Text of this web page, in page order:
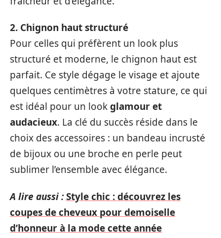
2. Chignon haut structuré
Pour celles qui préfèrent un look plus
structuré et moderne, le chignon haut est
parfait. Ce style dégage le visage et ajoute
quelques centimètres à votre stature, ce qui
est idéal pour un lookglamour et
audacieux. La clé du succès réside dans le
choix des accessoires : un bandeau incrusté
de bijoux ou une broche en perle peut
sublimer l’ensemble avec élégance.
A lire aussi :Style chic : découvrez les
coupes de cheveux pour demoiselle
d’honneur à la mode cette année